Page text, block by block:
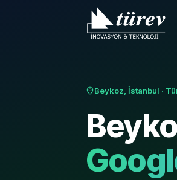
Beykoz, İstanbul ·